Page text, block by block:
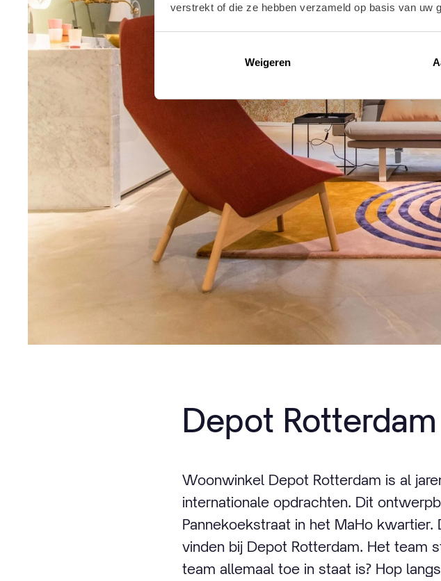
verstrekt of die ze hebben verzameld op basis van uw
Weigeren
Depot Rotterdam
Woonwinkel Depot Rotterdam is al
internationale opdrachten. Dit
Pannekoekstraat in het MaHo
vinden bij Depot Rotterdam. Het team
team allemaal toe in staat is? Hop